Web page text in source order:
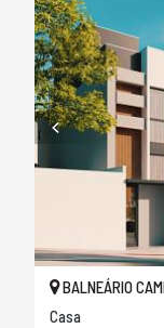
BALNEÁRIO
Casa